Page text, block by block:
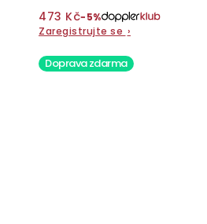
473 Kč−5%
Zaregistrujte se ›
Doprava zdarma